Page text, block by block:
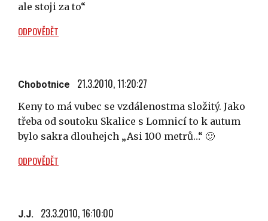
ale stoji za to“
ODPOVĚDĚT
Chobotnice 21.3.2010, 11:20:27
Keny to má vubec se vzdálenostma složitý. Jako
třeba od soutoku Skalice s Lomnicí to k autum
bylo sakra dlouhejch „Asi 100 metrů…“ 🙂
ODPOVĚDĚT
J.J. 23.3.2010, 16:10:00